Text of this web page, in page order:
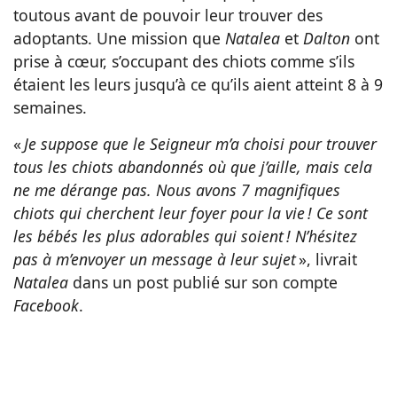
toutous avant de pouvoir leur trouver des
adoptants. Une mission que Natalea et Dalton ont
prise à cœur, s’occupant des chiots comme s’ils
étaient les leurs jusqu’à ce qu’ils aient atteint 8 à 9
semaines.
«Je suppose que le Seigneur m’a choisi pour trouver
tous les chiots abandonnés où que j’aille, mais cela
ne me dérange pas. Nous avons 7 magnifiques
chiots qui cherchent leur foyer pour la vie ! Ce sont
les bébés les plus adorables qui soient ! N’hésitez
pas à m’envoyer un message à leur sujet», livrait
Natalea dans un post publié sur son compte
Facebook.